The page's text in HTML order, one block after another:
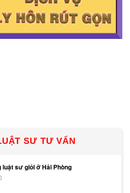
SƯ TƯ VẤN
luật sư giỏi ở Hải Phòng